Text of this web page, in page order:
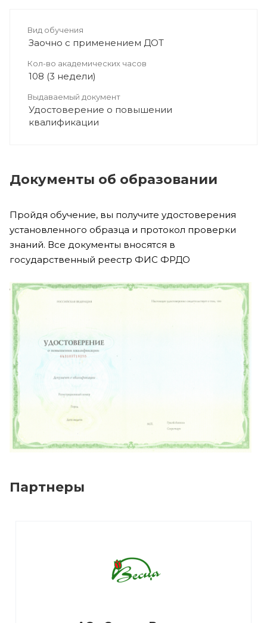
Вид обучения
Заочно с применением ДОТ
Кол-во академических часов
108 (3 недели)
Выдаваемый документ
Удостоверение о повышении
квалификации
Документы об образовании
Пройдя обучение, вы получите удостоверения
установленного образца и протокол проверки
знаний. Все документы вносятся в
государственный реестр ФИС ФРДО
Партнеры